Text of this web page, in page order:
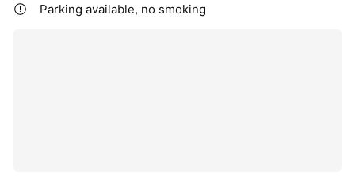
Parking available, no smoking